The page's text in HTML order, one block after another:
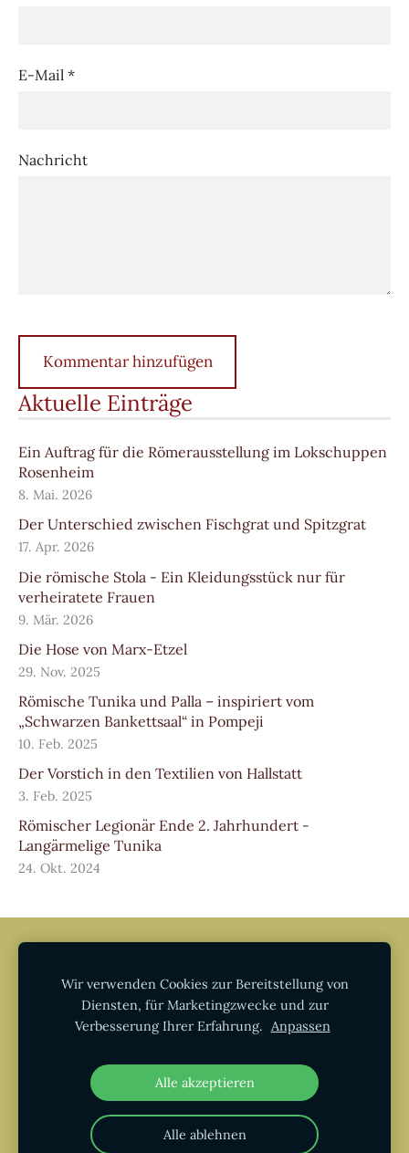
Aktuelle Einträge
Ein Auftrag für die Römerausstellung im Lokschuppen
Rosenheim
8. Mai. 2026
Der Unterschied zwischen Fischgrat und Spitzgrat
17. Apr. 2026
Die römische Stola - Ein Kleidungsstück nur für
verheiratete Frauen
9. Mär. 2026
Die Hose von Marx-Etzel
29. Nov. 2025
Römische Tunika und Palla – inspiriert vom
„Schwarzen Bankettsaal“ in Pompeji
10. Feb. 2025
Der Vorstich in den Textilien von Hallstatt
3. Feb. 2025
Römischer Legionär Ende 2. Jahrhundert -
Langärmelige Tunika
24. Okt. 2024
E-Mail *
Nachricht
Informationen zur Echtheit von
Kundenbewertungen
Cookies
Wir verwenden Cookies zur Bereitstellung von
Diensten, für Marketingzwecke und zur
Verbesserung Ihrer Erfahrung. Anpassen
Alle akzeptieren
Alle ablehnen